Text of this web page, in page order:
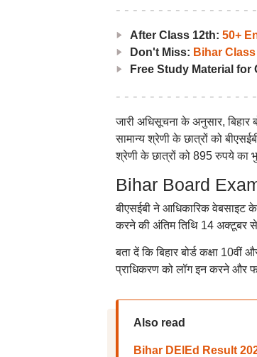
After Class 12th: 50+
Don't Miss: Bihar
Free Study Material for
जारी अधिसूचना के अनुसार,
सामान्य श्रेणी के छात्रों को
श्रेणी के छात्रों को 895 रुपये का
Bihar Board
बीएसईबी ने आधिकारिक वेबसाइट
करने की अंतिम तिथि 14 अक्टूबर
बता दें कि बिहार बोर्ड कक्षा
प्राधिकरण को लॉग इन करने और
Also read
Bihar DElEd Result